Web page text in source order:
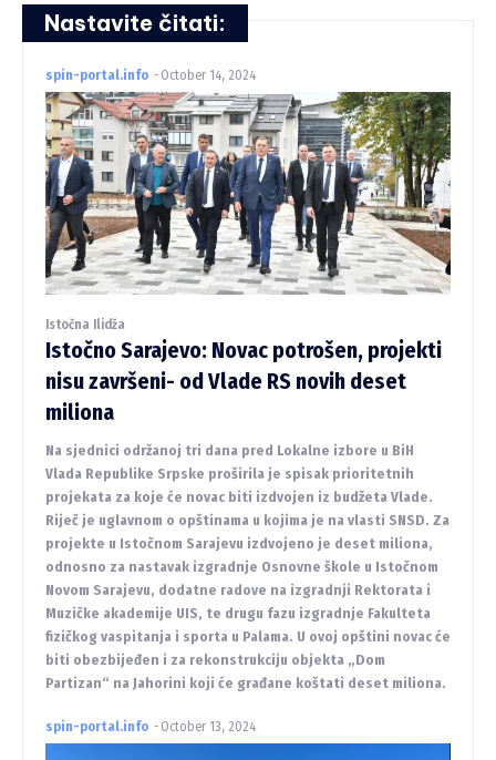
Nastavite čitati:
spin-portal.info - October 14, 2024
Istočna Ilidža
Istočno Sarajevo: Novac potrošen, projekti
nisu završeni- od Vlade RS novih deset
miliona
Na sjednici održanoj tri dana pred Lokalne izbore u BiH
Vlada Republike Srpske proširila je spisak prioritetnih
projekata za koje će novac biti izdvojen iz budžeta Vlade.
Riječ je uglavnom o opštinama u kojima je na vlasti SNSD. Za
projekte u Istočnom Sarajevu izdvojeno je deset miliona,
odnosno za nastavak izgradnje Osnovne škole u Istočnom
Novom Sarajevu, dodatne radove na izgradnji Rektorata i
Muzičke akademije UIS, te drugu fazu izgradnje Fakulteta
fizičkog vaspitanja i sporta u Palama. U ovoj opštini novac će
biti obezbijeđen i za rekonstrukciju objekta „Dom
Partizan“ na Jahorini koji će građane koštati deset miliona.
spin-portal.info - October 13, 2024